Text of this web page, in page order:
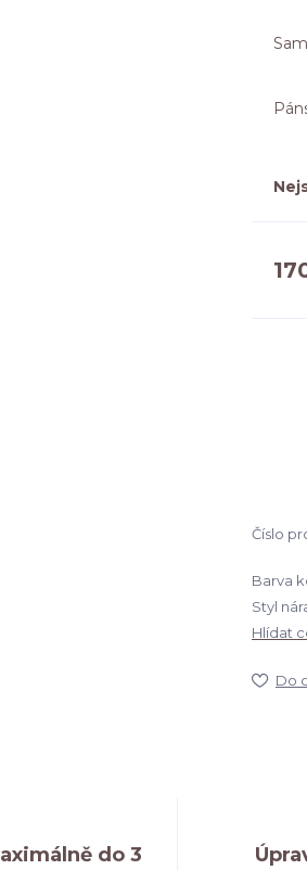
Číslo
Barva
Styl
Hlídat
Do
do 3